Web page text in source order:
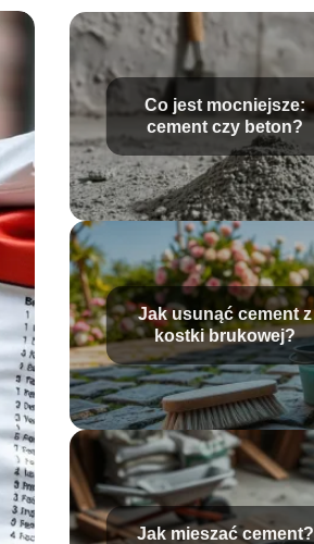
Co jest mocniejsze:
cement czy beton?
Jak usunąć cement z
kostki brukowej?
Jak mieszać cement?